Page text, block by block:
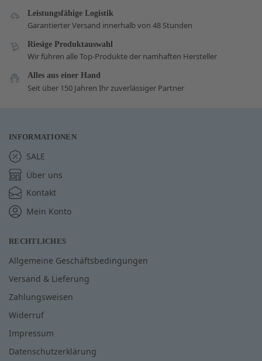
Leistungsfähige Logistik
Garantierter Versand innerhalb von 48 Stunden
Riesige Produktauswahl
Wir führen alle Top-Produkte der namhaften Hersteller
Alles aus einer Hand
Seit über 150 Jahren Ihr zuverlässiger Partner
INFORMATIONEN
SALE
Über uns
Kontakt
Mein Konto
RECHTLICHES
Allgemeine Geschäftsbedingungen
Versand & Lieferung
Zahlungsweisen
Widerruf
Impressum
Datenschutzerklärung